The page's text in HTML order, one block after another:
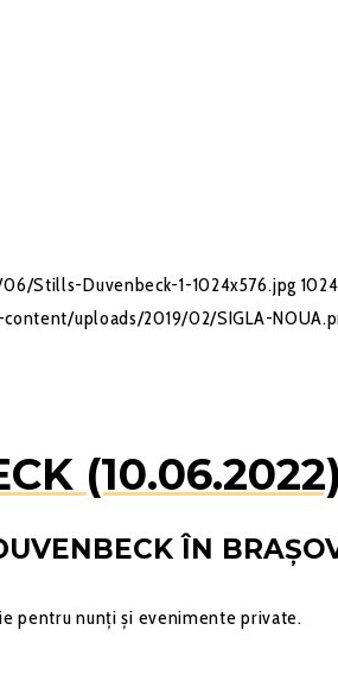
Stills-Duvenbeck-1-1024x576.jpg 1024
uploads/2019/02/SIGLA-
(10.06.2022)
ÎN
pentru nunţi şi evenimente private.